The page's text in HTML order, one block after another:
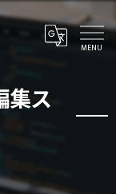
集ス